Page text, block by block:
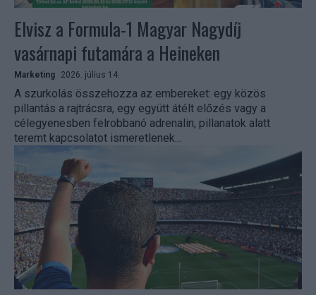
Elvisz a Formula-1 Magyar Nagydíj
vasárnapi futamára a Heineken
Marketing 2026. július 14.
A szurkolás összehozza az embereket: egy közös
pillantás a rajtrácsra, egy együtt átélt előzés vagy a
célegyenesben felrobbanó adrenalin, pillanatok alatt
teremt kapcsolatot ismeretlenek...